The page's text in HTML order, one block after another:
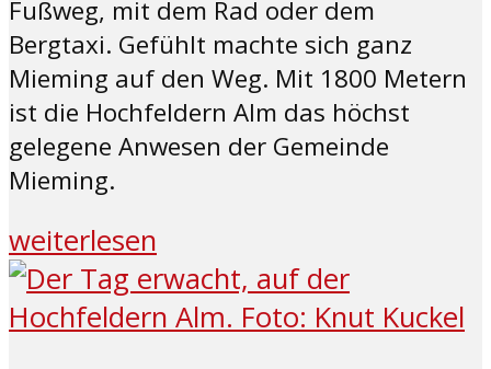
Fußweg, mit dem Rad oder dem
Bergtaxi. Gefühlt machte sich ganz
Mieming auf den Weg. Mit 1800 Metern
ist die Hochfeldern Alm das höchst
gelegene Anwesen der Gemeinde
Mieming.
weiterlesen